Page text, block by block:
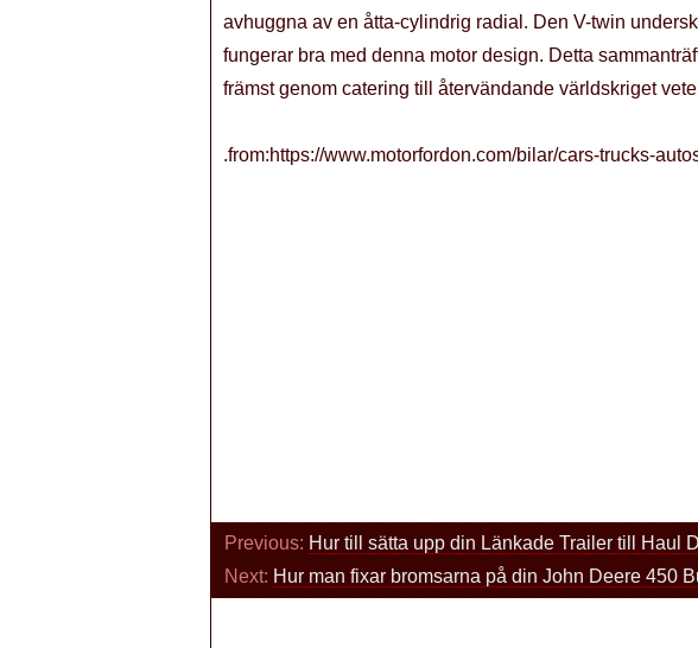
avhuggna av en åtta-cylindrig radial. Den V-twin
fungerar bra med denna motor design. Detta
främst genom catering till återvändande världskriget
.from:https://www.motorfordon.com/bilar/cars-trucks-
Previous: Hur till sätta upp din Länkade Trailer till Haul
Next: Hur man fixar bromsarna på din John Deere 450